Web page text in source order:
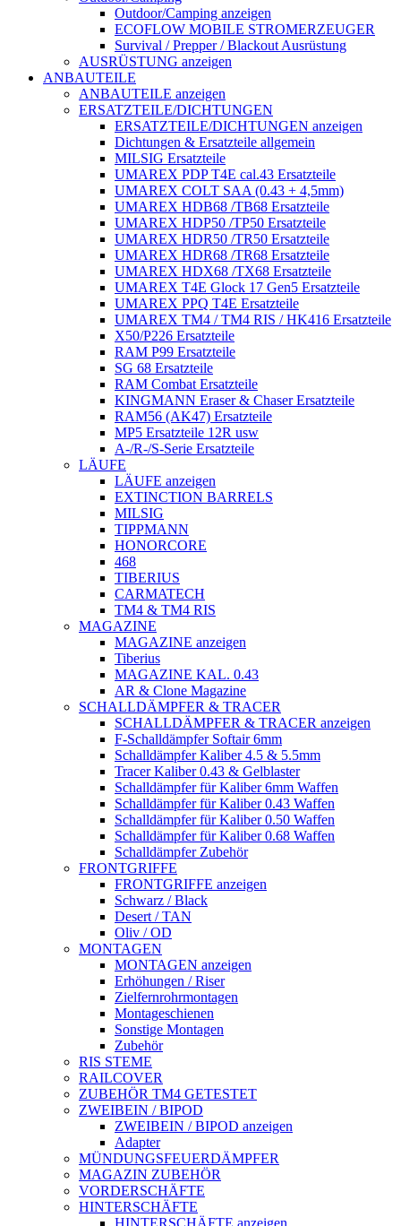
Outdoor/Camping anzeigen
ECOFLOW MOBILE STROMERZEUGER
Survival / Prepper / Blackout Ausrüstung
AUSRÜSTUNG anzeigen
ANBAUTEILE
ANBAUTEILE anzeigen
ERSATZTEILE/DICHTUNGEN
ERSATZTEILE/DICHTUNGEN anzeigen
Dichtungen & Ersatzteile allgemein
MILSIG Ersatzteile
UMAREX PDP T4E cal.43 Ersatzteile
UMAREX COLT SAA (0.43 + 4,5mm)
UMAREX HDB68 /TB68 Ersatzteile
UMAREX HDP50 /TP50 Ersatzteile
UMAREX HDR50 /TR50 Ersatzteile
UMAREX HDR68 /TR68 Ersatzteile
UMAREX HDX68 /TX68 Ersatzteile
UMAREX T4E Glock 17 Gen5 Ersatzteile
UMAREX PPQ T4E Ersatzteile
UMAREX TM4 / TM4 RIS / HK416 Ersatzteile
X50/P226 Ersatzteile
RAM P99 Ersatzteile
SG 68 Ersatzteile
RAM Combat Ersatzteile
KINGMANN Eraser & Chaser Ersatzteile
RAM56 (AK47) Ersatzteile
MP5 Ersatzteile 12R usw
A-/R-/S-Serie Ersatzteile
LÄUFE
LÄUFE anzeigen
EXTINCTION BARRELS
MILSIG
TIPPMANN
HONORCORE
468
TIBERIUS
CARMATECH
TM4 & TM4 RIS
MAGAZINE
MAGAZINE anzeigen
Tiberius
MAGAZINE KAL. 0.43
AR & Clone Magazine
SCHALLDÄMPFER & TRACER
SCHALLDÄMPFER & TRACER anzeigen
F-Schalldämpfer Softair 6mm
Schalldämpfer Kaliber 4.5 & 5.5mm
Tracer Kaliber 0.43 & Gelblaster
Schalldämpfer für Kaliber 6mm Waffen
Schalldämpfer für Kaliber 0.43 Waffen
Schalldämpfer für Kaliber 0.50 Waffen
Schalldämpfer für Kaliber 0.68 Waffen
Schalldämpfer Zubehör
FRONTGRIFFE
FRONTGRIFFE anzeigen
Schwarz / Black
Desert / TAN
Oliv / OD
MONTAGEN
MONTAGEN anzeigen
Erhöhungen / Riser
Zielfernrohrmontagen
Montageschienen
Sonstige Montagen
Zubehör
RIS STEME
RAILCOVER
ZUBEHÖR TM4 GETESTET
ZWEIBEIN / BIPOD
ZWEIBEIN / BIPOD anzeigen
Adapter
MÜNDUNGSFEUERDÄMPFER
MAGAZIN ZUBEHÖR
VORDERSCHÄFTE
HINTERSCHÄFTE
HINTERSCHÄFTE anzeigen